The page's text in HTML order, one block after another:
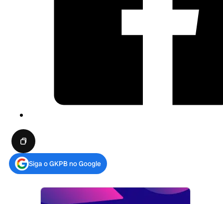
Siga o GKPB no Google